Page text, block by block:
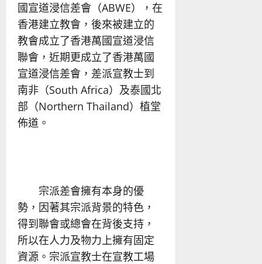
國宣道浸信差會（ABWE），在
香港建立教會，後來被建立的
教會成立了香港萬國宣道浸信
聯會，近期更成立了香港萬國
宣道浸信差會，差派宣教士到
南非（South Africa）及泰國北
部（Northern Thailand）植堂
佈道。
宗派差會擁有本身的優
勢，因著其宗派背景的特色，
得到聯會或總會在背後支持，
所以在人力及物力上擁有固定
資源。宗派宣教士在宣教工場